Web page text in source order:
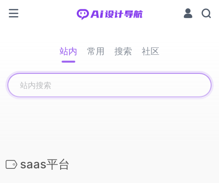
站内 常用 搜索 社区
saas平台